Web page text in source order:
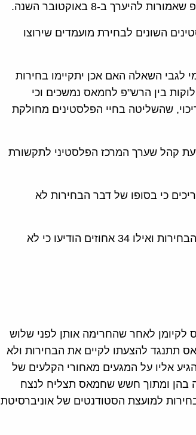
ב-8 באוקטובר השנה.
השונים לבחירת מועמדים שירוצו
לגבי השאלה האם אכן יתקיימו בחירות
בין הרש"פ לחמאס נמשכים וכי
שהשליטה בחיי הפלסטינים מחולקת
קהל שערך המרכז הפלסטיני לתקשורת
עזה, מעריכים כי בסופו של דבר הבחירות לא
עוד עולה מהסקר כי 61.3 אחוזים הודיעו כי יצביעו אם יתקיימו הבחירות ואילו 34 אחוזים הודיעו כי לא
לאחר שהחרימה אותן לפני שלוש
תתנגד להצעתו לקיים את הבחירות ולא
אליו על המגעים מאחורי הקלעים של
בהן ומתוך חשש שחמאס תצליח לנצח
למועצת הסטודנטים של אוניברסיטת